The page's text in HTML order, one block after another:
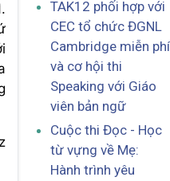
TAK12 phối hợp với
CEC tổ chức ĐGNL
Cambridge miễn phí
và cơ hội thi
Speaking với Giáo
viên bản ngữ
Cuộc thi Đọc - Học
từ vựng về Mẹ:
Hành trình yêu